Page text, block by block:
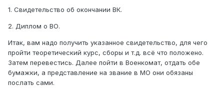
1. Свидетельство об окончании ВК.
2. Диплом о ВО.
Итак, вам надо получить указанное свидетельство, для чего
пройти теоретический курс, сборы и т.д. всё что положено.
Затем перевестись. Далее пойти в Военкомат, отдать обе
бумажки, а представление на звание в МО они обязаны
послать сами.